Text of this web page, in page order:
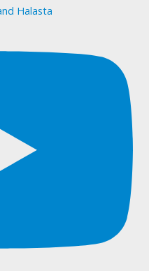
Halasta